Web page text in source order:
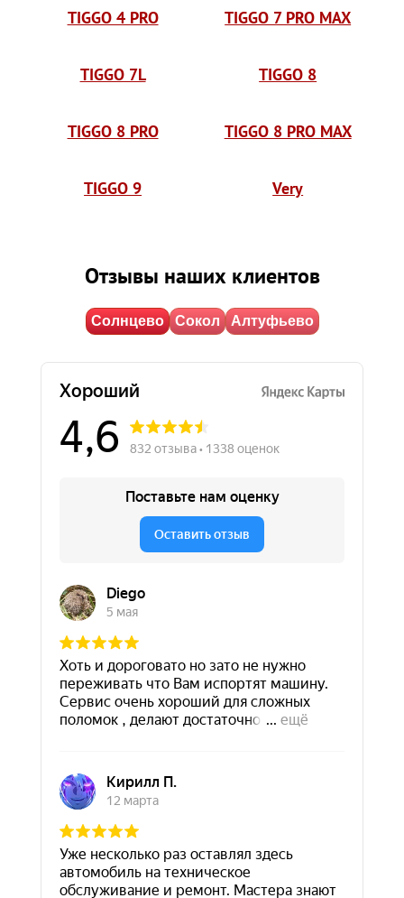
TIGGO 4 PRO TIGGO 7 PRO MAX
TIGGO 7L TIGGO 8
TIGGO 8 PRO TIGGO 8 PRO MAX
TIGGO 9 Very
Отзывы наших клиентов
Солнцево Сокол Алтуфьево